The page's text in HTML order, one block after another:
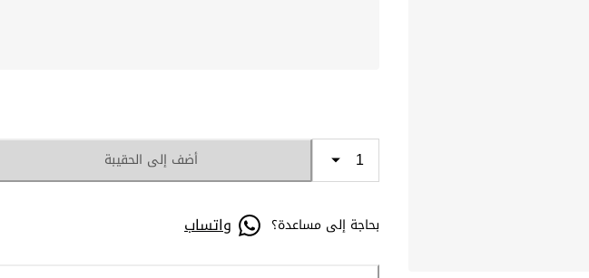
أضف إلى الحقيبة
بحاجة إلى مساعدة؟ واتساب